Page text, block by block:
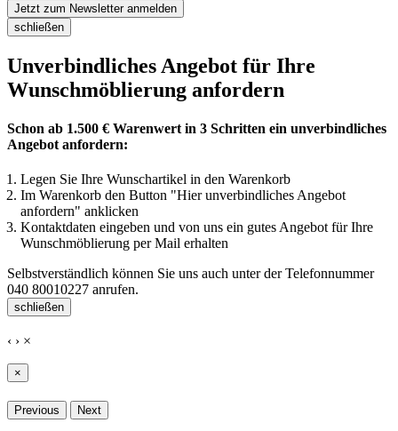
Jetzt zum Newsletter anmelden
schließen
Unverbindliches Angebot für Ihre
Wunschmöblierung anfordern
Schon ab 1.500 € Warenwert in 3 Schritten ein unverbindliches
Angebot anfordern:
Legen Sie Ihre Wunschartikel in den Warenkorb
Im Warenkorb den Button "Hier unverbindliches Angebot
anfordern" anklicken
Kontaktdaten eingeben und von uns ein gutes Angebot für Ihre
Wunschmöblierung per Mail erhalten
Selbstverständlich können Sie uns auch unter der Telefonnummer
040 80010227 anrufen.
schließen
‹ › ×
×
Previous Next